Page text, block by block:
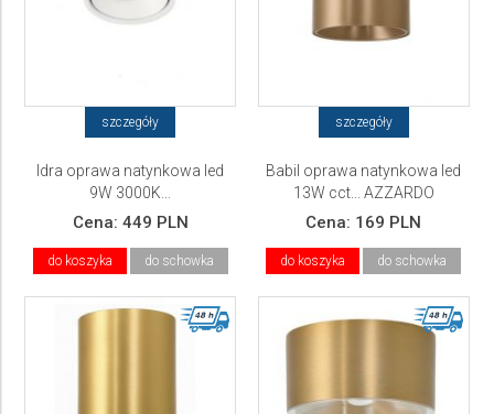
szczegóły
Idra oprawa natynkowa led
9W 3000K...
Cena: 449 PLN
do koszyka do schowka
szczegóły
Babil oprawa natynkowa led
13W cct... AZZARDO
Cena: 169 PLN
do koszyka do schowka